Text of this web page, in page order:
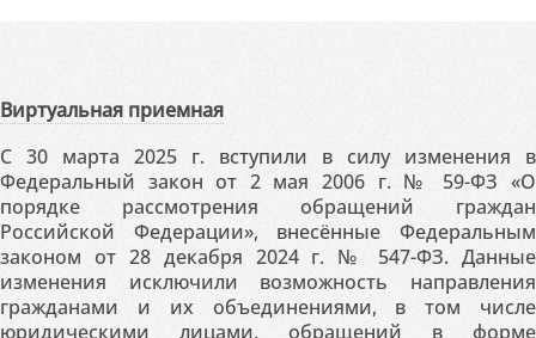
Виртуальная приемная
С 30 марта 2025 г. вступили в силу изменения в
Федеральный закон от 2 мая 2006 г. № 59-ФЗ «О
порядке рассмотрения обращений граждан
Российской Федерации», внесённые Федеральным
законом от 28 декабря 2024 г. № 547-ФЗ. Данные
изменения исключили возможность направления
гражданами и их объединениями, в том числе
юридическими лицами, обращений в форме